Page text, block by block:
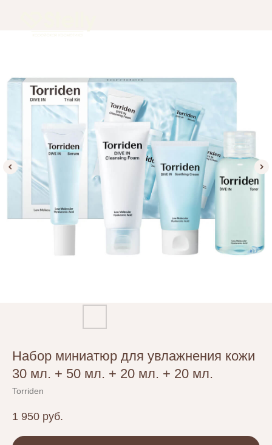
Набор миниатюр для увлажнения кожи
30 мл. + 50 мл. + 20 мл. + 20 мл.
Torriden
1 950 руб.